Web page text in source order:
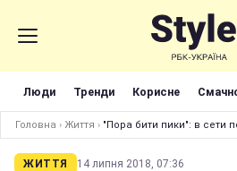
Люди Тренди Корисне
Головна › Життя › "Пора бити пики": в сети
ЖИТТЯ 14 липня 2018, 07:36